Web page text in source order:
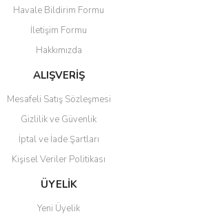
eksik bilgiler bulunuyor.
hatalar bulunuyor.
sitelerden daha pahalı.
farklı alternatifler olmalı.
Gönder
Havale Bildirim Formu
İletişim Formu
Hakkımızda
ALIŞVERİŞ
Mesafeli Satış Sözleşmesi
Gizlilik ve Güvenlik
İptal ve İade Şartları
Kişisel Veriler Politikası
ÜYELİK
Yeni Üyelik